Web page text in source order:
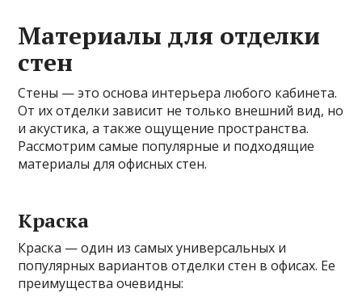
Материалы для отделки
стен
Стены — это основа интерьера любого кабинета.
От их отделки зависит не только внешний вид, но
и акустика, а также ощущение пространства.
Рассмотрим самые популярные и подходящие
материалы для офисных стен.
Краска
Краска — один из самых универсальных и
популярных вариантов отделки стен в офисах. Ее
преимущества очевидны: